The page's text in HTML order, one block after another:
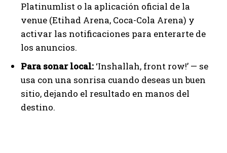
Platinumlist o la aplicación oficial de la
venue (Etihad Arena, Coca-Cola Arena) y
activar las notificaciones para enterarte de
los anuncios.
Para sonar local: ‘Inshallah, front row!’ — se
usa con una sonrisa cuando deseas un buen
sitio, dejando el resultado en manos del
destino.